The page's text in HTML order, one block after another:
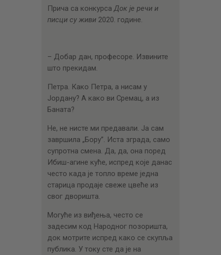
ЦЕНОВНИК
Прича са конкурса Док је речи и
писци су живи2020. године.
– Добар дан, професоре. Извините
што прекидам.
Петра. Како Петра, а нисам у
Јордану? А како ви Сремац, а из
Баната?
Не, не нисте ми предавали. Ја сам
завршила „Бору”. Иста зграда, само
супротна смена. Да, да, она поред
Ибиш-агине куће, испред које данас
често када је топло време једна
старица продаје свеже цвеће из
свог дворишта.
Могуће из виђења, често се
задесим код Народног позоришта,
док мотрите испред како се скупља
публика. У току сте да је на